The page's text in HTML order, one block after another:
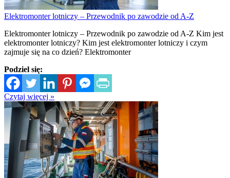
Elektromonter lotniczy – Przewodnik po zawodzie od A-Z
Elektromonter lotniczy – Przewodnik po zawodzie od A-Z Kim jest
elektromonter lotniczy? Kim jest elektromonter lotniczy i czym
zajmuje się na co dzień? Elektromonter
Podziel się:
Czytaj więcej »